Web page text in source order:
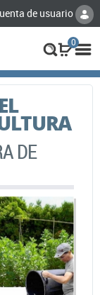
de usuario
0
DE